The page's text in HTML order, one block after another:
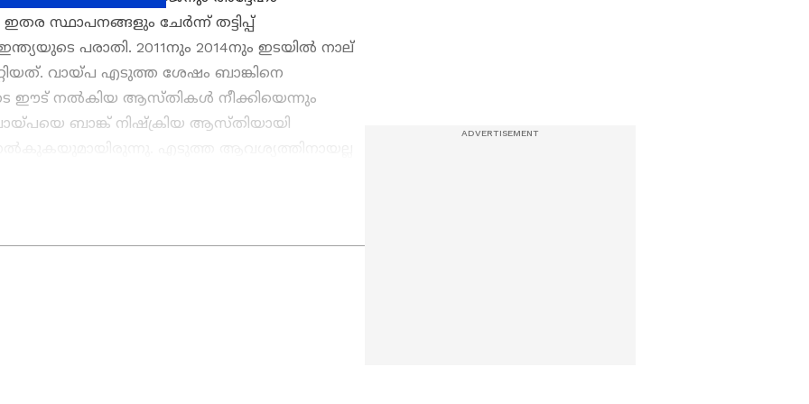
സ്ഥാപനങ്ങളും ചേർന്ന് തട്ടിപ്പ്
പരാതി. 2011നും 2014നും ഇടയിൽ നാല്
വായ്പ എടുത്ത ശേഷം ബാങ്കിനെ
ഈട് നൽകിയ ആസ്തികൾ നീക്കിയെന്നും
ബാങ്ക് നിഷ്ക്രിയ ആസ്തിയായി
ബൽവന്ത് സിംഗ്, കുൽവന്ത് സിംഗ്,